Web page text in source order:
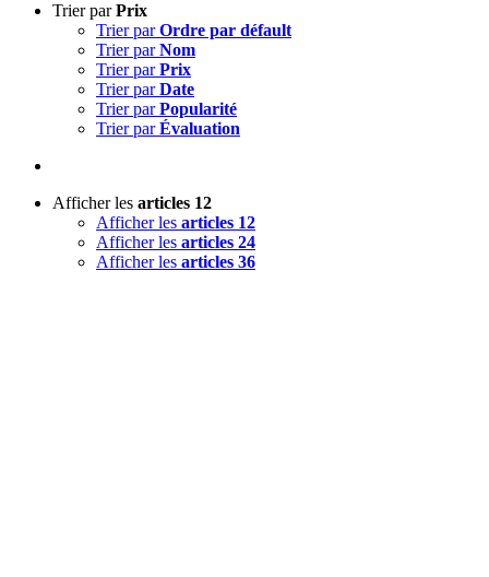
Trier parPrix
Trier parOrdre par défault
Trier parNom
Trier parPrix
Trier parDate
Trier parPopularité
Trier parÉvaluation
Afficher les articles 12
Afficher les articles 12
Afficher les articles 24
Afficher les articles 36